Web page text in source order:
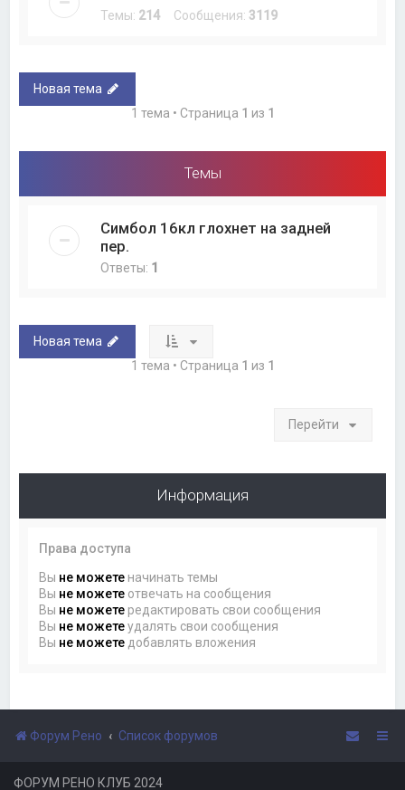
Темы: 214 Сообщения: 3119
Новая тема
1 тема • Страница 1 из 1
Темы
Симбол 16кл глохнет на задней
пер.
Ответы: 1
Новая тема
1 тема • Страница 1 из 1
Перейти
Информация
Права доступа
Вы не можете начинать темы
Вы не можете отвечать на сообщения
Вы не можете редактировать свои сообщения
Вы не можетеудалять свои сообщения
Вы не можете добавлять вложения
Форум Рено Список форумов
ФОРУМ РЕНО КЛУБ 2024